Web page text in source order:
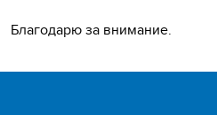
Благодарю за внимание.